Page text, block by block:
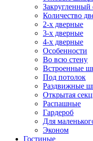
Закругленный
Количество
2-х дверные
3-х дверные
4-х дверные
Особенности
Во всю стену
Встроенные
Под потолок
Раздвижные
Открытая
Распашные
Гардероб
Для
Эконом
Гостиные